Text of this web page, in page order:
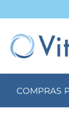
al
contenido
COMPRAS